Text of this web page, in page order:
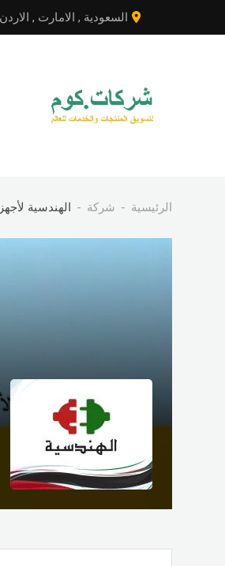
إلى
السعودية , الامارت , الاردن
الرئيسية شركة الهندسية